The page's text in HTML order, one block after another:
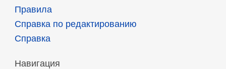
Правила
Справка по редактированию
Справка
Навигация